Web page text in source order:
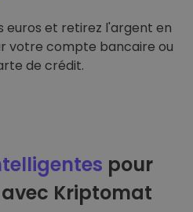
euros et retirez l'argent en
votre compte bancaire ou
de crédit.
pour
Kriptomat